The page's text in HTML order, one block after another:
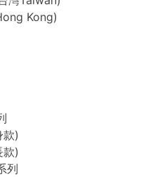
Kong)
款)
款)
列